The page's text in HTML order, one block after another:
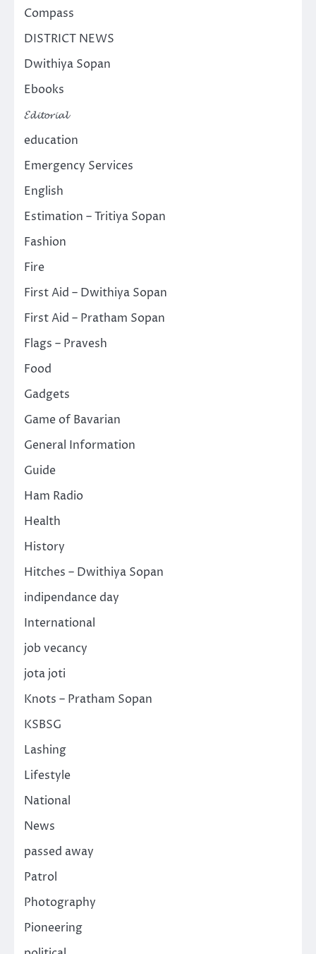
Compass
DISTRICT NEWS
Dwithiya Sopan
Ebooks
𝓔𝓭𝓲𝓽𝓸𝓻𝓲𝓪𝓵
education
Emergency Services
English
Estimation – Tritiya Sopan
Fashion
Fire
First Aid – Dwithiya Sopan
First Aid – Pratham Sopan
Flags – Pravesh
Food
Gadgets
Game of Bavarian
General Information
Guide
Ham Radio
Health
History
Hitches – Dwithiya Sopan
indipendance day
International
job vecancy
jota joti
Knots – Pratham Sopan
KSBSG
Lashing
Lifestyle
National
News
passed away
Patrol
Photography
Pioneering